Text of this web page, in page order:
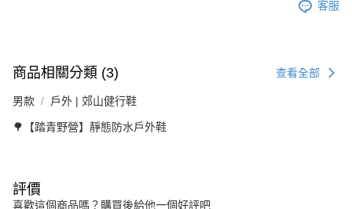
客服
商品相關分類 (3) 查看全部
男款 戶外 | 郊山健行鞋
🌳【踏青野營】靜態防水戶外鞋
評價
喜歡這個商品嗎？購買後給他一個好評吧